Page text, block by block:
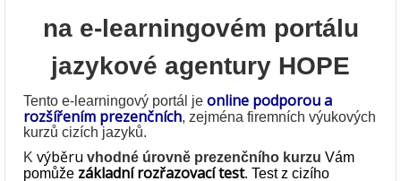
na e-learningovém portálu
jazykové agentury HOPE
Tento e-learningový portál je online podporou a
rozšířením prezenčních, zejména firemních výukových
kurzů cizích jazyků.
K výběru vhodné úrovně prezenčního kurzu Vám
pomůže základní rozřazovací test. Test z cizího